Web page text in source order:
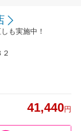
も実施中！
41,440円